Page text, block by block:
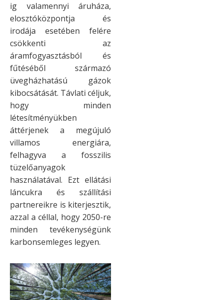
ig valamennyi áruháza,
elosztóközpontja és
irodája esetében felére
csökkenti az
áramfogyasztásból és
fűtéséből származó
üvegházhatású gázok
kibocsátását. Távlati céljuk,
hogy minden
létesítményükben
áttérjenek a megújuló
villamos energiára,
felhagyva a fosszilis
tüzelőanyagok
használatával. Ezt ellátási
láncukra és szállítási
partnereikre is kiterjesztik,
azzal a céllal, hogy 2050-re
minden tevékenységünk
karbonsemleges legyen.